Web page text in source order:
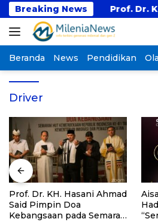
Langsung
ke
konten
Breaking News
Barat Prof. Dr. KH.
Beranda News Pendidikan
Driver
Prof. Dr. KH. Hasani Ahmad
Said Pimpin Doa
Kebangsaan pada Semarak